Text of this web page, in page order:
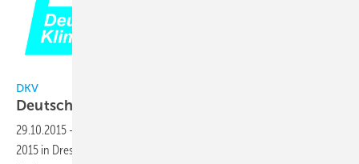
DKV
Deutsche Kälte- und Klimatagung in
29.10.2015 -
2015 in Dresden die energieeffiziente Klimatisierung von